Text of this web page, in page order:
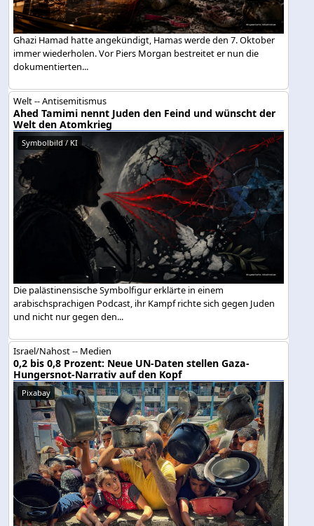
Ghazi Hamad hatte angekündigt, Hamas werde den 7. Oktober
immer wiederholen. Vor Piers Morgan bestreitet er nun die
dokumentierten...
Welt -- Antisemitismus
Ahed Tamimi nennt Juden den Feind und wünscht der
Welt den Atomkrieg
Symbolbild / KI
Die palästinensische Symbolfigur erklärte in einem
arabischsprachigen Podcast, ihr Kampf richte sich gegen Juden
und nicht nur gegen den...
Israel/Nahost -- Medien
0,2 bis 0,8 Prozent: Neue UN-Daten stellen Gaza-
Hungersnot-Narrativ auf den Kopf
Pixabay